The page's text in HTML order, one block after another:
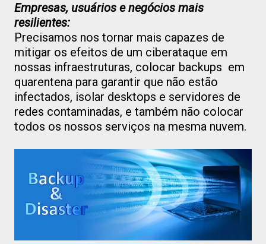
Empresas, usuários e negócios mais
resilientes:
Precisamos nos tornar mais capazes de
mitigar os efeitos de um ciberataque em
nossas infraestruturas, colocar backups em
quarentena para garantir que não estão
infectados, isolar desktops e servidores de
redes contaminadas, e também não colocar
todos os nossos serviços na mesma nuvem.